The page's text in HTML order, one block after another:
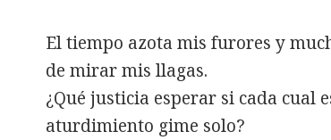
El tiempo azota mis furores y
de mirar mis llagas.
¿Qué justicia esperar si cada cual
aturdimiento gime solo?